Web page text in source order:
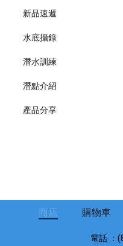
新品速遞
水底攝錄
潛水訓練
潛點介紹
產品分享
商店 購物車
電話 ：